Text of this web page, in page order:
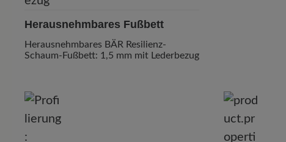
Herausnehmbares Fußbett
Herausnehmbares BÄR Resilienz-
Schaum-Fußbett: 1,5 mm mit Lederbezug